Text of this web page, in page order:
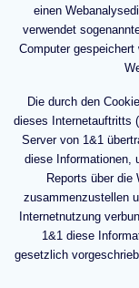
einen
verwendet
Computer
Die durch den
dieses Internetauftritts
Server von 1&1
diese Informationen,
Reports über die
zusammenzustellen
Internetnutzung
1&1 diese
gesetzlich